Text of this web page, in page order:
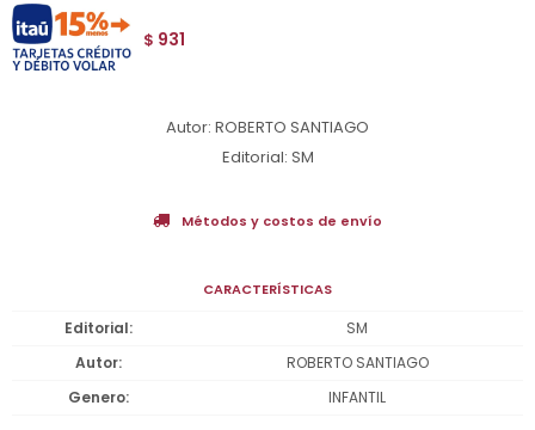
$ 931
Autor: ROBERTO SANTIAGO
Editorial: SM
Métodos y costos de envío
CARACTERÍSTICAS
Editorial
SM
Autor
ROBERTO SANTIAGO
Genero
INFANTIL